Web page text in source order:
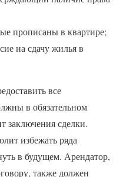
прописаны в квартире;
на сдачу жилья в
все
в обязательном
заключения сделки.
избежать ряда
в будущем. Арендатор,
также должен